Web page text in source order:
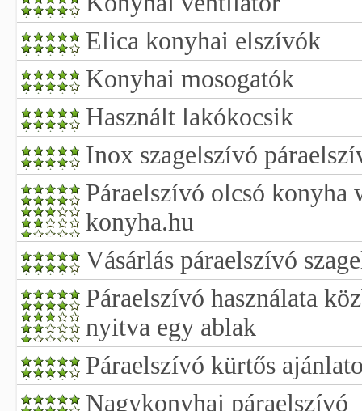
Elica konyhai elszívók
Konyhai mosogatók
Használt lakókocsik
Inox szagelszívó
Páraelszívó olcsó konyha
konyha.hu
Vásárlás páraelszívó
Páraelszívó használata
nyitva egy ablak
Páraelszívó kürtős
Nagykonyhai páraelszívó